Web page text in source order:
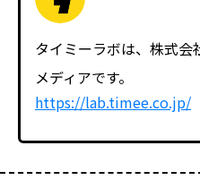
タイミーラボは、株式会
メディアです。
https://lab.timee.co.jp/